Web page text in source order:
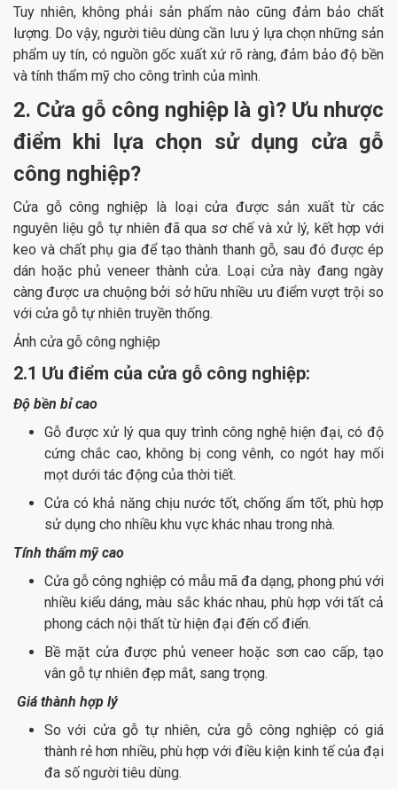
Tuy nhiên, không phải sản phẩm nào cũng đảm bảo chất
lượng. Do vậy, người tiêu dùng cần lưu ý lựa chọn những sản
phẩm uy tín, có nguồn gốc xuất xứ rõ ràng, đảm bảo độ bền
và tính thẩm mỹ cho công trình của mình.
2. Cửa gỗ công nghiệp là gì? Ưu nhược
điểm khi lựa chọn sử dụng cửa gỗ
công nghiệp?
Cửa gỗ công nghiệp là loại cửa được sản xuất từ các
nguyên liệu gỗ tự nhiên đã qua sơ chế và xử lý, kết hợp với
keo và chất phụ gia để tạo thành thanh gỗ, sau đó được ép
dán hoặc phủ veneer thành cửa. Loại cửa này đang ngày
càng được ưa chuộng bởi sở hữu nhiều ưu điểm vượt trội so
với cửa gỗ tự nhiên truyền thống.
Ảnh cửa gỗ công nghiệp
2.1 Ưu điểm của cửa gỗ công nghiệp:
Độ bền bỉ cao
Gỗ được xử lý qua quy trình công nghệ hiện đại, có độ
cứng chắc cao, không bị cong vênh, co ngót hay mối
mọt dưới tác động của thời tiết.
Cửa có khả năng chịu nước tốt, chống ẩm tốt, phù hợp
sử dụng cho nhiều khu vực khác nhau trong nhà.
Tính thẩm mỹ cao
Cửa gỗ công nghiệp có mẫu mã đa dạng, phong phú với
nhiều kiểu dáng, màu sắc khác nhau, phù hợp với tất cả
phong cách nội thất từ hiện đại đến cổ điển.
Bề mặt cửa được phủ veneer hoặc sơn cao cấp, tạo
vân gỗ tự nhiên đẹp mắt, sang trọng.
Giá thành hợp lý
So với cửa gỗ tự nhiên, cửa gỗ công nghiệp có giá
thành rẻ hơn nhiều, phù hợp với điều kiện kinh tế của đại
đa số người tiêu dùng.